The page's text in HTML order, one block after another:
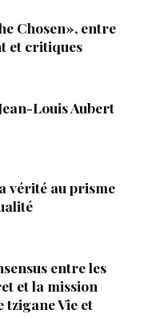
Chosen», entre
et critiques
Louis Aubert
vérité au prisme
entre les
et la mission
tzigane Vie et